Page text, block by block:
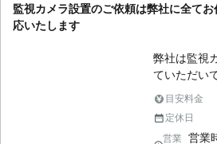
し、お客様
相談ください
監視カメラ設置のご依頼は弊社に全て
応いたします
弊社は監視
ていただい
もさまざま
ずはダミー
い方法です
くりなカメ
目安料金
定休日
営業 営業